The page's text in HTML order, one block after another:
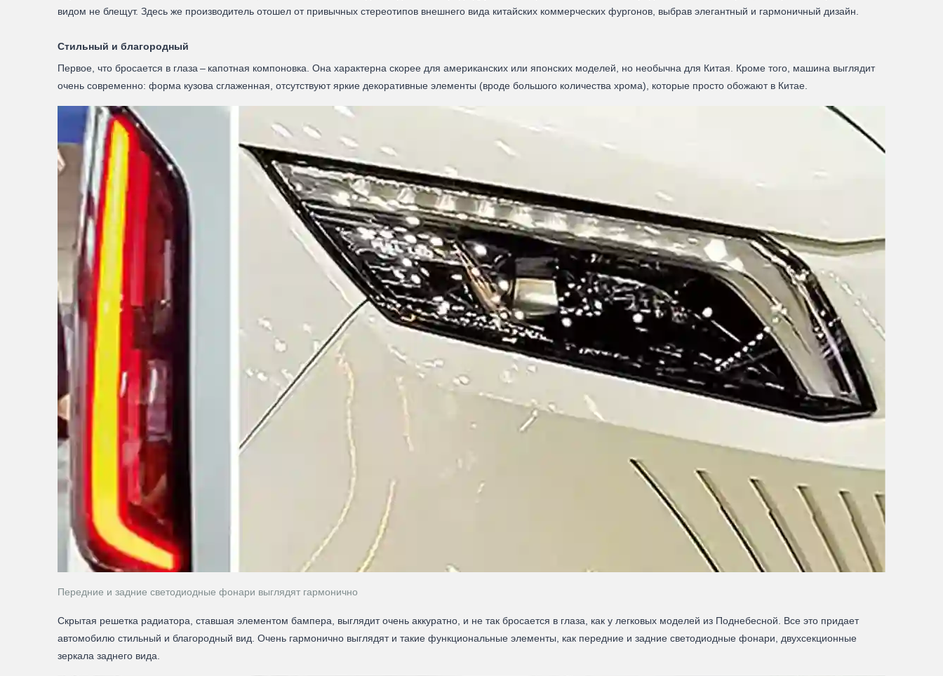
видом не блещут. Здесь же производитель отошел от привычных стереотипов внешнего вида китайских коммерческих фургонов, выбрав элегантный и гармоничный дизайн.
Стильный и благородный
Первое, что бросается в глаза – капотная компоновка. Она характерна скорее для американских или японских моделей, но необычна для Китая. Кроме того, машина выглядит
очень современно: форма кузова сглаженная, отсутствуют яркие декоративные элементы (вроде большого количества хрома), которые просто обожают в Китае.
Передние и задние светодиодные фонари выглядят гармонично
Скрытая решетка радиатора, ставшая элементом бампера, выглядит очень аккуратно, и не так бросается в глаза, как у легковых моделей из Поднебесной. Все это придает
автомобилю стильный и благородный вид. Очень гармонично выглядят и такие функциональные элементы, как передние и задние светодиодные фонари, двухсекционные
зеркала заднего вида.